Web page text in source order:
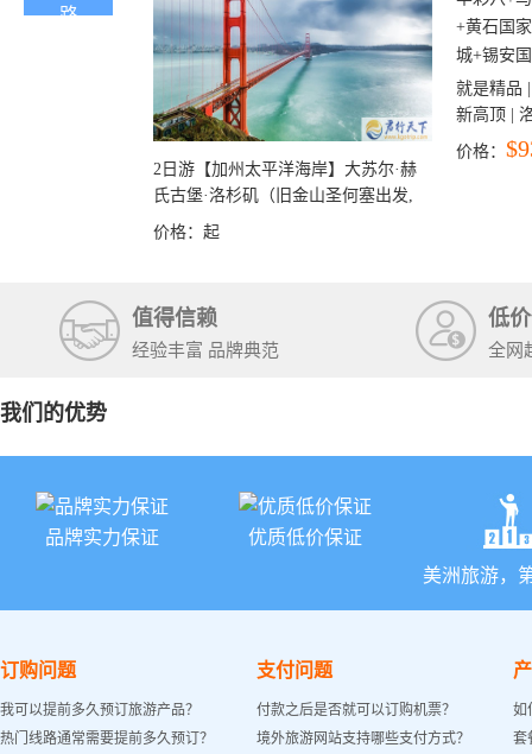
2日游【加州太平洋海岸】大苏尔·赫
氏古堡·洛杉矶（旧金山圣何塞出发,
洛杉矶结束）
价格： 起
就是精品
新高顶 |
彩穴+马
价格：
值得信赖
经验丰富 品牌典范
低
全网
我们的优势
品牌实力保证
优质低价保证
美洲旅游，
订购问题
我可以提前多久预订旅游产品？
热门线路通常需要提前多久预订？
支付问题
付款之后是否就可以订购机票？
境外旅游网站支持哪些支付方式？
如
套